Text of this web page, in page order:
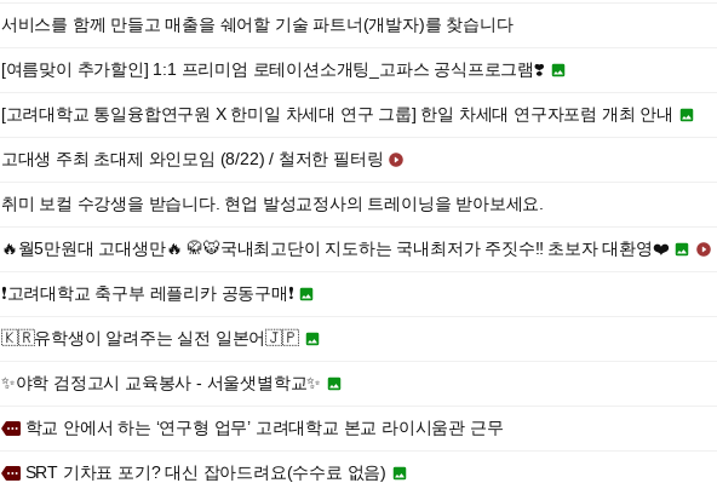
서비스를 함께 만들고 매출을 쉐어할 기술 파트너(개발자)를 찾습니다
[여름맞이 추가할인] 1:1 프리미엄 로테이션소개팅_고파스 공식프로그램❣️ 
[고려대학교 통일융합연구원 X 한미일 차세대 연구 그룹] 한일 차세대 연구자포럼 개최 안내 
고대생 주최 초대제 와인모임 (8/22) / 철저한 필터링 
취미 보컬 수강생을 받습니다. 현업 발성교정사의 트레이닝을 받아보세요.
🔥월5만원대 고대생만🔥 🥋🐯국내최고단이 지도하는 국내최저가 주짓수‼️ 초보자 대환영❤️  
❗️고려대학교 축구부 레플리카 공동구매❗️ 
🇰🇷유학생이 알려주는 실전 일본어🇯🇵 
✨야학 검정고시 교육봉사 - 서울샛별학교✨ 
more 학교 안에서 하는 ‘연구형 업무’ 고려대학교 본교 라이시움관 근무
more SRT 기차표 포기? 대신 잡아드려요(수수료 없음) 